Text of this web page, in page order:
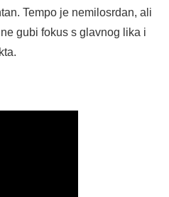
Tempo je nemilosrdan, ali
gubi fokus s glavnog lika i